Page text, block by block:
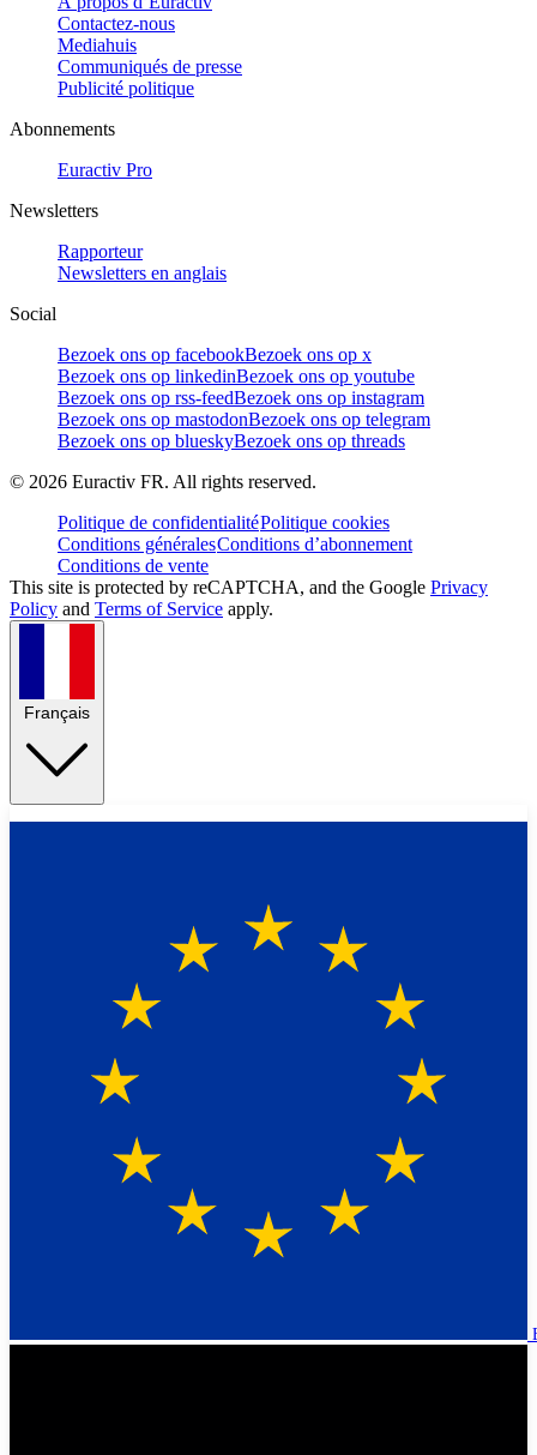
Contactez-nous
Mediahuis
Communiqués de presse
Publicité politique
Abonnements
Euractiv Pro
Newsletters
Rapporteur
Newsletters en anglais
Social
Bezoek ons op facebookBezoek ons op x
Bezoek ons op linkedinBezoek ons op youtube
Bezoek ons op rss-feedBezoek ons op instagram
Bezoek ons op mastodonBezoek ons op telegram
Bezoek ons op blueskyBezoek ons op threads
© 2026 Euractiv FR. All rights reserved.
Politique de confidentialitéPolitique cookies
Conditions généralesConditions d’abonnement
Conditions de vente
This site is protected by reCAPTCHA, and the Google Privacy
Policy and Terms of Service apply.
Français